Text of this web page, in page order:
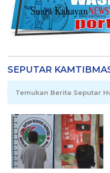
SEPUTAR
Temukan Berita Seputar